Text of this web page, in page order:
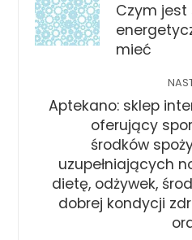
Czym
mieć
Aptekano: sklep
oferujący
środków
uzupełniających
dietę, odżywek,
dobrej kondycji